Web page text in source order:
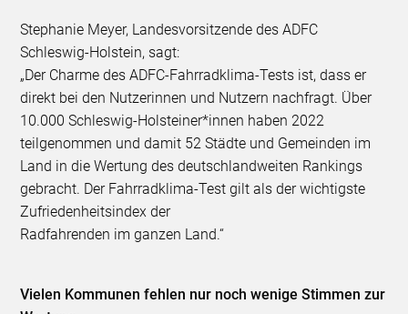
Stephanie Meyer, Landesvorsitzende des ADFC
Schleswig-Holstein, sagt:
„Der Charme des ADFC-Fahrradklima-Tests ist, dass er
direkt bei den Nutzerinnen und Nutzern nachfragt. Über
10.000 Schleswig-Holsteiner*innen haben 2022
teilgenommen und damit 52 Städte und Gemeinden im
Land in die Wertung des deutschlandweiten Rankings
gebracht. Der Fahrradklima-Test gilt als der wichtigste
Zufriedenheitsindex der
Radfahrenden im ganzen Land.“
Vielen Kommunen fehlen nur noch wenige Stimmen zur